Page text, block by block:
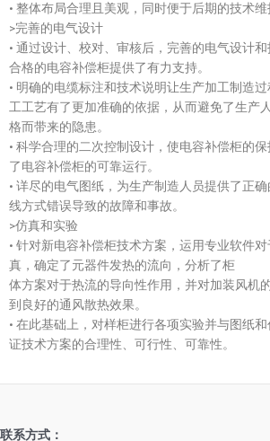
• 整体布局合理且美观，同时便于后期的技术维
>完善的电气设计
• 通过设计、校对、审核后，完善的电气设计
合格的电容补偿柜提供了有力支持。
• 明确的电缆标注和技术说明让生产加工制造
工工艺有了更加准确的依据，从而避免了生产
格而带来的隐患。
• 科学合理的二次控制设计，使电容补偿柜的
了电容补偿柜的可靠运行。
• 详尽的电气图纸，为生产制造人员提供了正
线方式错误导致的故障和事故。
>仿真和实验
• 针对新电容补偿柜技术方案，运用专业软件
真，确定了元器件发热的流向，分析了柜
体方案对于热流的导向性作用，并对加装风机
到良好的通风散热效果。
• 在此基础上，对样柜进行各项实验并与图纸
证技术方案的合理性、可行性、可靠性。
联系方式：